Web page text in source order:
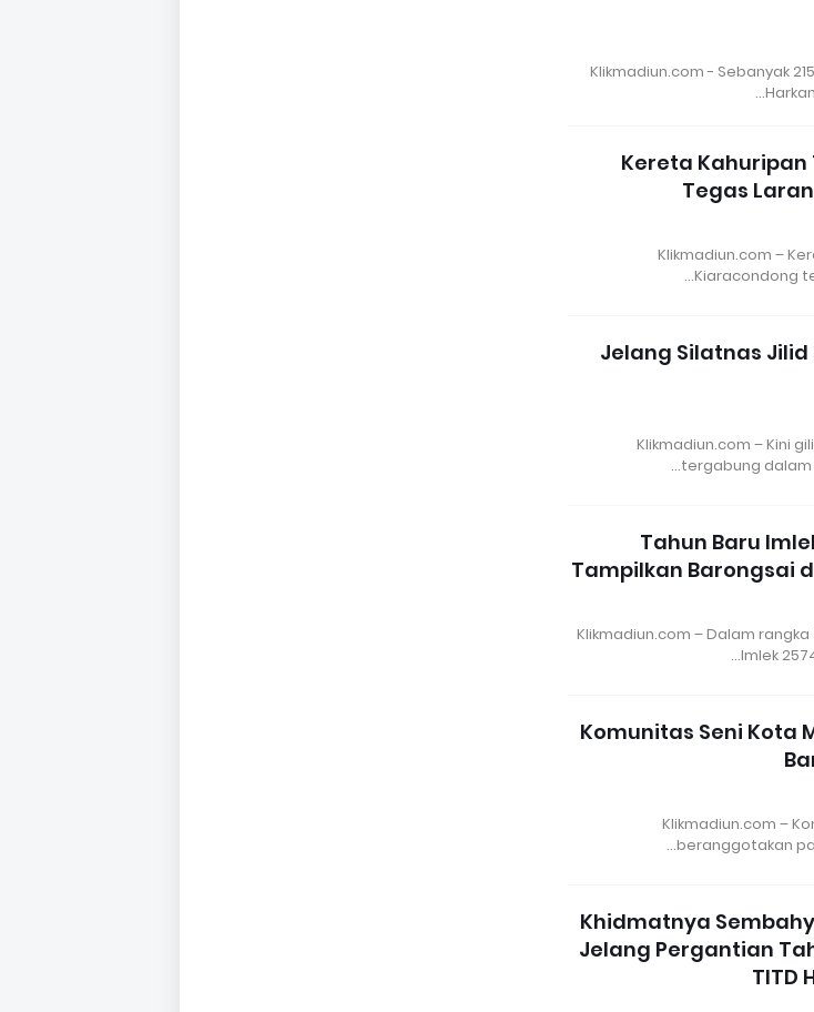
Klikmadiun.com - Sebanyak
Kereta Kahuripan
Tegas
Klikmadiun.com –
Kiaracondong
Jelang Silatnas Jilid
Klikmadiun.com – Kini
tergabung dalam
Tahun Baru
Tampilkan Barongsai
Klikmadiun.com – Dalam
Imlek
Komunitas Seni Kota
Klikmadiun.com –
beranggotakan
Khidmatnya
Jelang Pergantian
TITD